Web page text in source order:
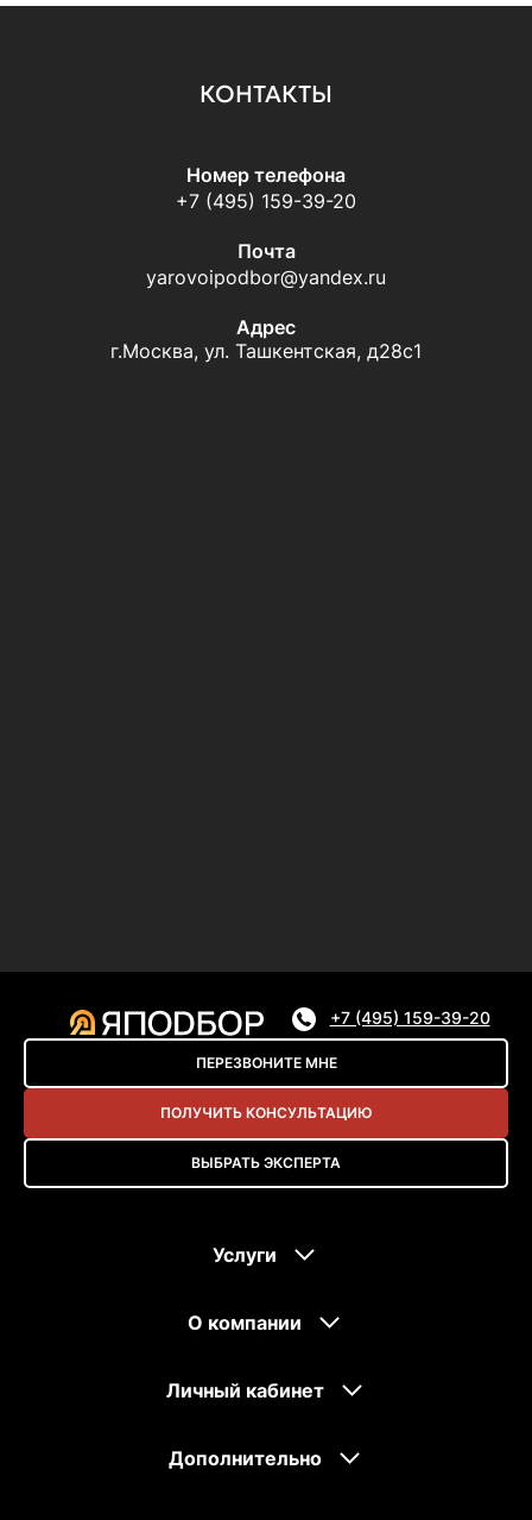
КОНТАКТЫ
Номер телефона
+7 (495) 159-39-20
Почта
yarovoipodbor@yandex.ru
Адрес
г.Москва, ул. Ташкентская, д28с1
+7 (495) 159-39-20
ПЕРЕЗВОНИТЕ МНЕ
ПОЛУЧИТЬ КОНСУЛЬТАЦИЮ
ВЫБРАТЬ ЭКСПЕРТА
Услуги
О компании
Личный кабинет
Дополнительно